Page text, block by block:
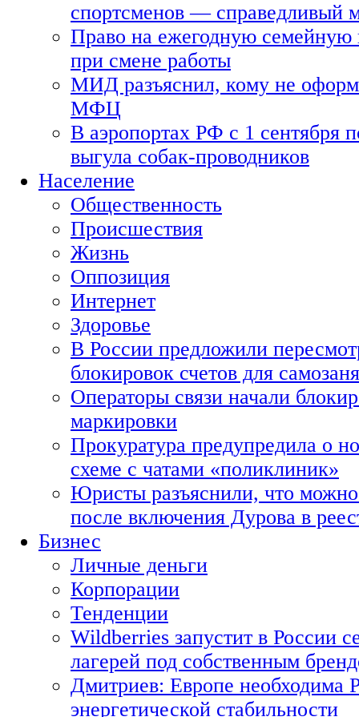
спортсменов — справедливый
Право на ежегодную семейную
при смене работы
МИД разъяснил, кому не
МФЦ
В аэропортах РФ с 1 сентября
выгула собак-проводников
Население
Общественность
Происшествия
Жизнь
Оппозиция
Интернет
Здоровье
В России предложили
блокировок счетов для
Операторы связи начали
маркировки
Прокуратура предупредила о
схеме с чатами «поликлиник»
Юристы разъяснили, что можно
после включения Дурова в
Бизнес
Личные деньги
Корпорации
Тенденции
Wildberries запустит в России
лагерей под собственным
Дмитриев: Европе необходима
энергетической стабильности